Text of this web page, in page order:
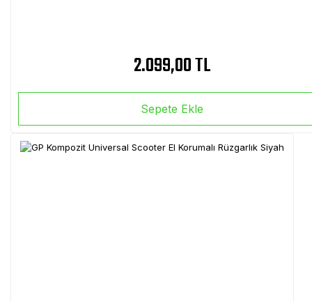
2.099,00 TL
Sepete Ekle